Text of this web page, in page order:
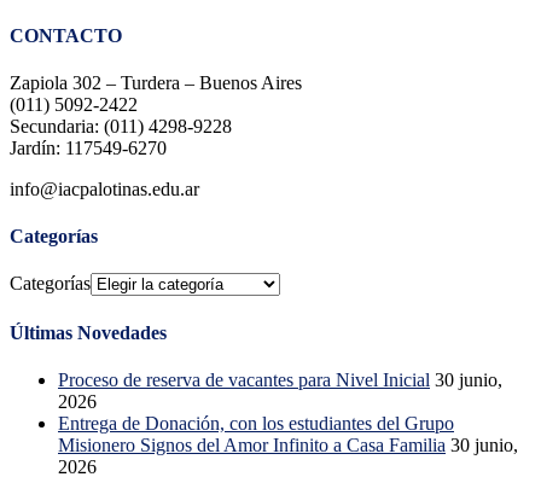
CONTACTO
Zapiola 302 – Turdera – Buenos Aires
(011) 5092-2422
Secundaria: (011) 4298-9228
Jardín: 117549-6270
info@iacpalotinas.edu.ar
Categorías
Categorías
Últimas Novedades
Proceso de reserva de vacantes para Nivel Inicial 30 junio,
2026
Entrega de Donación, con los estudiantes del Grupo
Misionero Signos del Amor Infinito a Casa Familia 30 junio,
2026